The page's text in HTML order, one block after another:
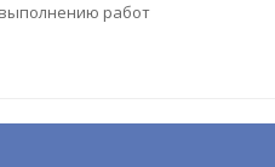
работ